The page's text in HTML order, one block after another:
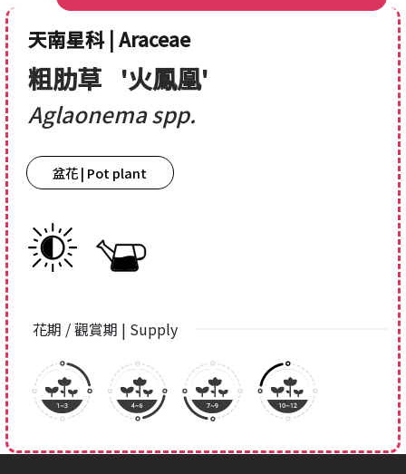
天南星科 | Araceae
粗肋草 '火鳳凰'
Aglaonema spp.
盆花 | Pot plant
花期 / 觀賞期 | Supply